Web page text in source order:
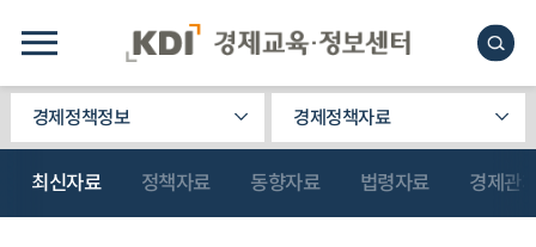
경제정책정보 경제정책자료
최신자료 정책자료 동향자료 법령자료 경제관